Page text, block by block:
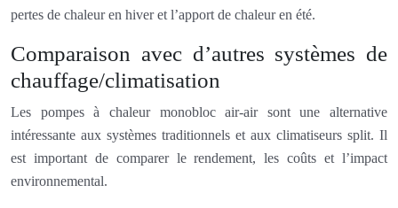
pertes de chaleur en hiver et l’apport de chaleur en été.
Comparaison avec d’autres systèmes de
chauffage/climatisation
Les pompes à chaleur monobloc air-air sont une alternative
intéressante aux systèmes traditionnels et aux climatiseurs split. Il
est important de comparer le rendement, les coûts et l’impact
environnemental.